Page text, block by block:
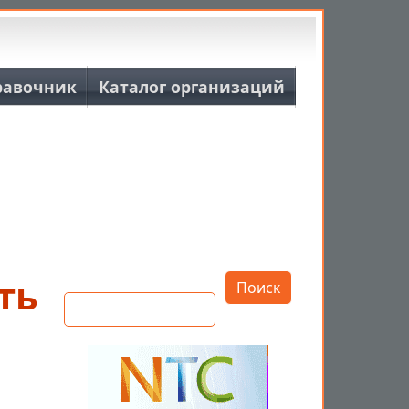
Каталог организаций